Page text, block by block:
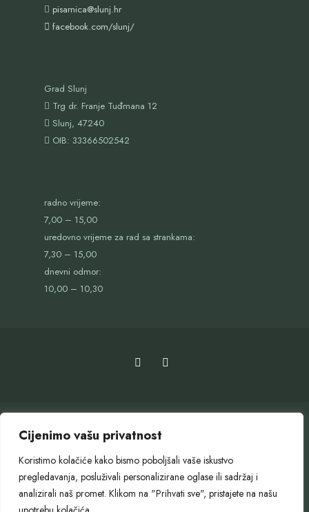
Cijenimo vašu privatnost
Koristimo kolačiće kako bismo poboljšali vaše iskustvo
pregledavanja, posluživali personalizirane oglase ili sadržaj i
analizirali naš promet. Klikom na "Prihvati sve", pristajete na našu
pisarnica@slunj.hr
facebook.com/slunj/
Grad Slunj
Trg dr. Franje Tuđmana 12
Slunj, 47240
OIB: 33366502542
radno vrijeme:
7,00 – 15,00
uredovno vrijeme za rad sa strankama:
7,30 – 15,00
dnevni odmor:
10,00 – 10,30
OTVORENI GRAD SLUŽBENI GLASNIK
GOSPODARENJE OTPADOM
PROJEKTI GRADA SLUNJA
EU PROJEKTI PRORAČUN